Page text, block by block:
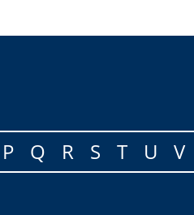
P Q R S T U V